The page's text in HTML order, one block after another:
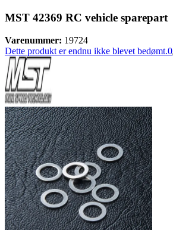
MST 42369 RC vehicle sparepart
Varenummer: 19724
Dette produkt er endnu ikke blevet bedømt.0